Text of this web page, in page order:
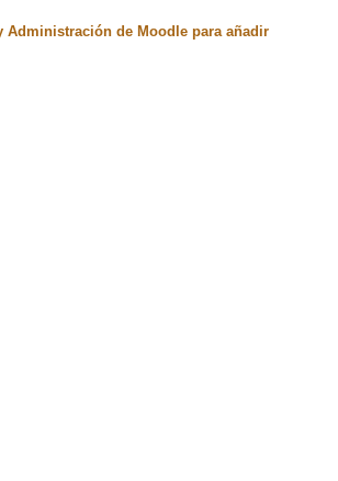
Administración de Moodle para añadir